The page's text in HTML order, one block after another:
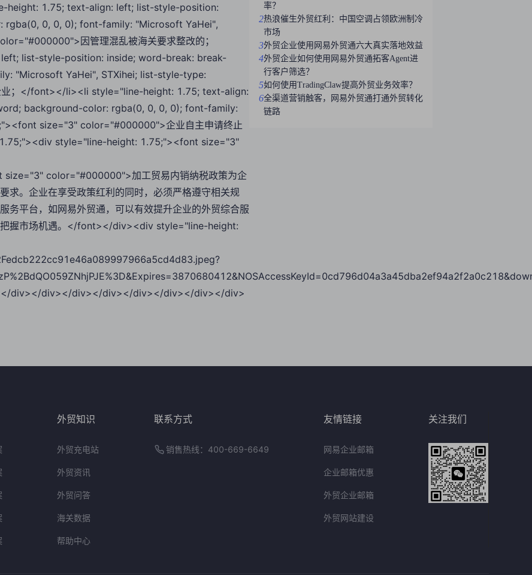
height: 1.75; text-align: left; list-style-position:
0, 0, 0); font-family: "Microsoft YaHei",
因管理混乱被海关要求整改的；
list-style-position: inside; word-break: break-
"Microsoft YaHei", STXihei; list-style-type:
；</font></li><li style="line-height: 1.75; text-align:
background-color: rgba(0, 0, 0, 0); font-family:
size="3" color="#000000">企业自主申请终止
style="line-height: 1.75;"><font size="3"
color="#000000">加工贸易内销纳税政策为企
求。企业在享受政策红利的同时，必须严格遵守相关规
务平台，如网易外贸通，可以有效提升企业的外贸综合服
把握市场机遇。</font></div><div style="line-height:
div></div></div></div></div></div></div></div>
率？
2热浪催生外贸红利：中国空调占领欧洲制冷
市场
3外贸企业使用网易外贸通六大真实落地效益
4外贸企业如何使用网易外贸通拓客Agent进
行客户筛选？
5如何使用TradingClaw提高外贸业务效率？
6全渠道营销触客，网易外贸通打通外贸转化
链路
外贸知识
外贸充电站
外贸资讯
外贸问答
海关数据
帮助中心
联系方式
销售热线：400-669-6649
友情链接
网易企业邮箱
企业邮箱优惠
外贸企业邮箱
外贸网站建设
关注我们